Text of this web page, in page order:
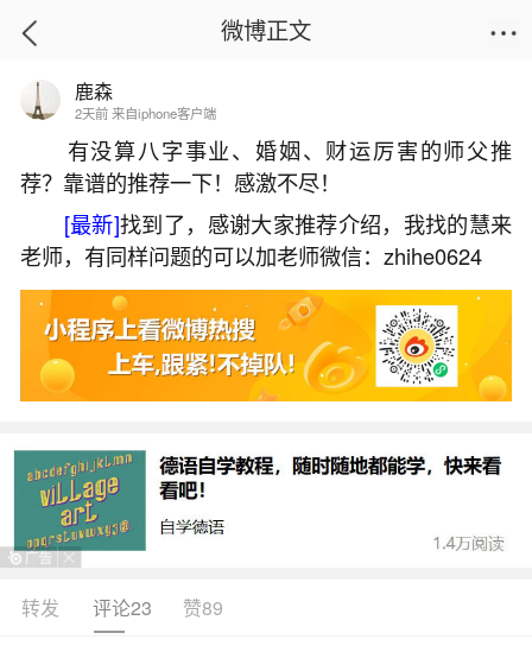
首页
腊月三十几柱香？
2026-07-06 14:45:09 23 6 赞
生活中像腊月三十几柱香？都是很常见的问
题，但是小问题不注意可能会引起大麻烦，下面就
这个问题给大家做一些解读：
1、春节上供的时间和方法？
7.中午，上香九柱，顶礼磕头9拜，并许愿。8.
晚上，收供上圆满香36柱，烧福金（元宝、经幡、
聚宝盆）一套。顶礼磕头16拜，并许愿。9.特别说
微博正文
鹿森
2天前 来自iphone客户端
有没算八字事业、婚姻、财运厉害的师父推
荐？靠谱的推荐一下！感激不尽！
[最新]找到了，感谢大家推荐介绍，我找的慧来
老师，有同样问题的可以加老师微信：zhihe0624
转发 评论23 赞89